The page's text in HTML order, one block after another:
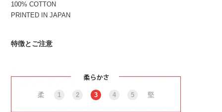
100% COTTON
PRINTED IN JAPAN
特徴とご注意
柔 1 2 3 4 5 堅